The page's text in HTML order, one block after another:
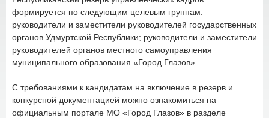
формируется по следующим целевым группам:
руководители и заместители руководителей государственных
органов Удмуртской Республики; руководители и заместители
руководителей органов местного самоуправления
муниципального образования «Город Глазов».
С требованиями к кандидатам на включение в резерв и
конкурсной документацией можно ознакомиться на
официальным портале МО «Город Глазов» в разделе